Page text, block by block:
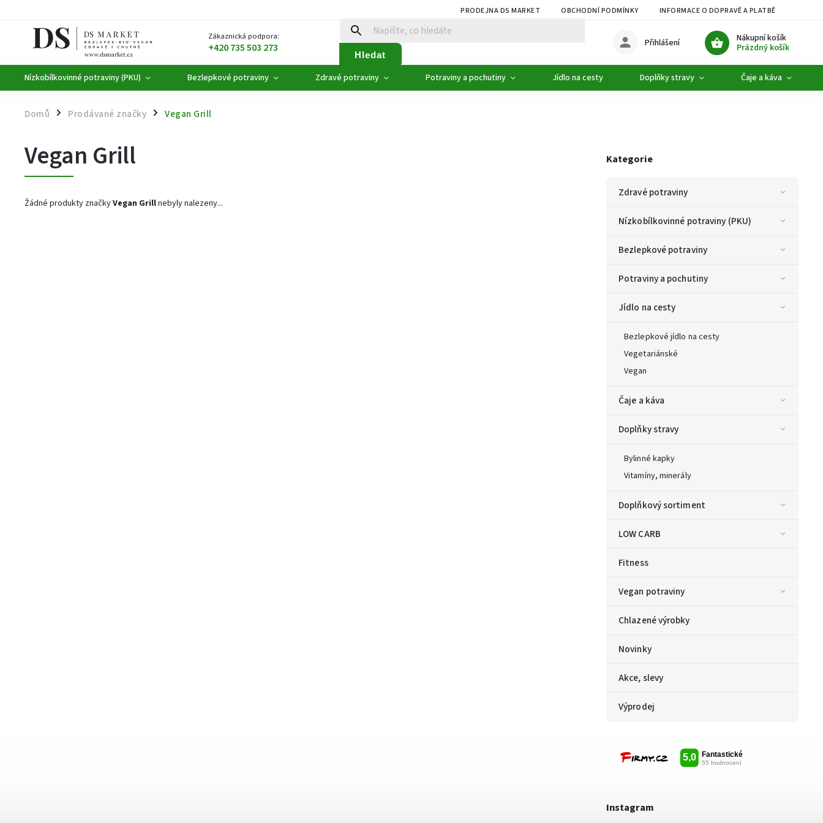
PRODEJNA DS MARKET OBCHODNÍ PODMÍNKY INFORMACE O DOPRAVĚ A PLATBĚ
Zákaznická podpora:
+420 735 503 273 Hledat
Nákupní košík
Prázdný košík
Přihlášení
Nízkobílkovinné potraviny (PKU) Bezlepkové potraviny Zdravé potraviny Potraviny a pochutiny Jídlo na cesty Doplňky stravy Čaje a káva
Domů / Prodávané značky / Vegan Grill
Kategorie
Zdravé potraviny
Nízkobílkovinné potraviny (PKU)
Bezlepkové potraviny
Potraviny a pochutiny
Jídlo na cesty
Bezlepkové jídlo na cesty
Vegetariánské
Vegan
Čaje a káva
Doplňky stravy
Bylinné kapky
Vitamíny, minerály
Doplňkový sortiment
LOW CARB
Fitness
Vegan potraviny
Chlazené výrobky
Novinky
Akce, slevy
Výprodej
Instagram
Vegan Grill
Žádné produkty značkyVegan Grillnebyly nalezeny...